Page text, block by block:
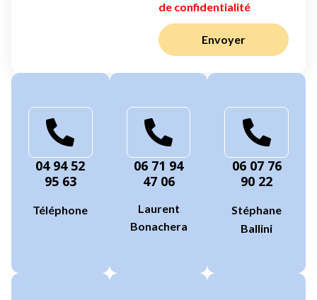
de confidentialité
Envoyer
04 94 52
95 63
Téléphone
06 71 94
47 06
Laurent
Bonachera
06 07 76
90 22
Stéphane
Ballini